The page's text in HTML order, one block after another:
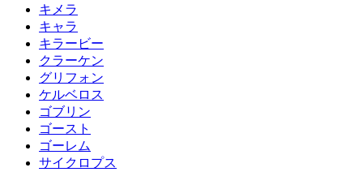
キメラ
キャラ
キラービー
クラーケン
グリフォン
ケルベロス
ゴブリン
ゴースト
ゴーレム
サイクロプス